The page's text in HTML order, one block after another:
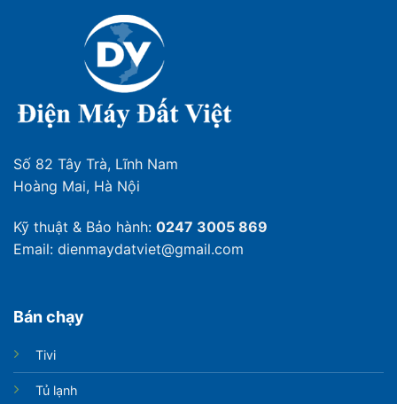
tuổi và trẻ em
Nếu gia đình bạn có người lớn tuổi hay trẻ nhỏ, máy
lạnh với tính năng thổi gió dễ chịu là một sự lựa chọn
đáng cân nhắc để bảo vệ người thân của bạn khỏi
nguy cơ cảm lạnh vào ban đêm.
Số 82 Tây Trà, Lĩnh Nam
Hoàng Mai, Hà Nội
Kỹ thuật & Bảo hành: 0247 3005 869
Email: dienmaydatviet@gmail.com
Bán chạy
Tivi
Tủ lạnh